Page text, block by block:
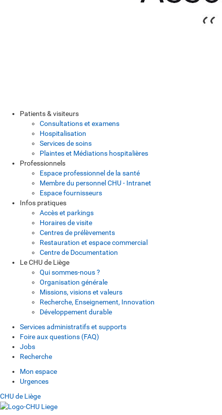
Patients & visiteurs
Consultations et examens
Hospitalisation
Services de soins
Plaintes et Médiations hospitalières
Professionnels
Espace professionnel de la santé
Membre du personnel CHU - Intranet
Espace fournisseurs
Infos pratiques
Accès et parkings
Horaires de visite
Centres de prélèvements
Restauration et espace commercial
Centre de Documentation
Le CHU de Liège
Qui sommes-nous ?
Organisation générale
Missions, visions et valeurs
Recherche, Enseignement, Innovation
Développement durable
Services administratifs et supports
Foire aux questions (FAQ)
Jobs
Recherche
Mon espace
Urgences
CHU de Liège